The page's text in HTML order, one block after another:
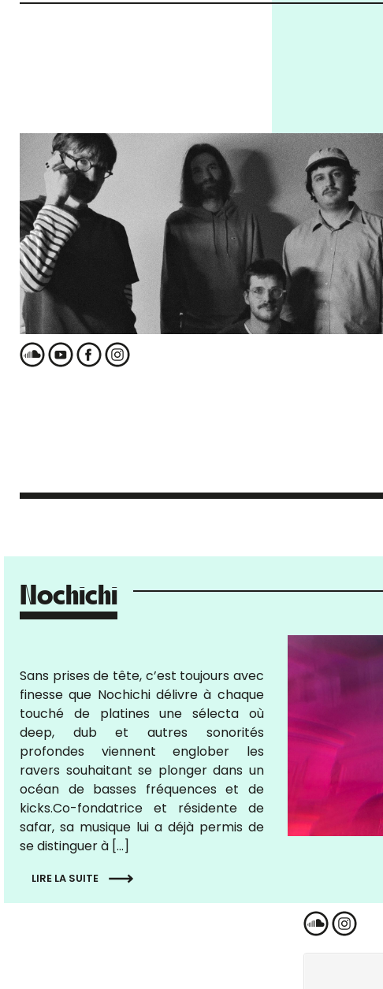
Nochichi
Sans prises de tête, c’est toujours avec
finesse que Nochichi délivre à chaque
touché de platines une sélecta où
deep, dub et autres sonorités
profondes viennent englober les
ravers souhaitant se plonger dans un
océan de basses fréquences et de
kicks.Co-fondatrice et résidente de
safar, sa musique lui a déjà permis de
se distinguer à […]
LIRE LA SUITE